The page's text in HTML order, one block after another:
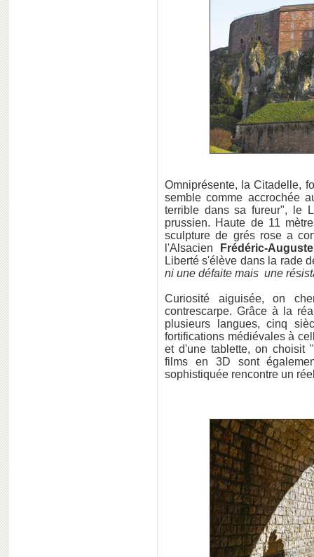
Omniprésente, la Citadelle,
semble comme accrochée
terrible dans sa fureur", le
prussien. Haute de 11
sculpture de grés rose a
l'Alsacien
Frédéric-
Liberté s'élève dans la rade
ni une défaite mais une
Curiosité aiguisée, on
contrescarpe. Grâce à la
plusieurs langues, cinq
fortifications médiévales à
et d'une tablette, on choisit
films en 3D sont
sophistiquée rencontre un